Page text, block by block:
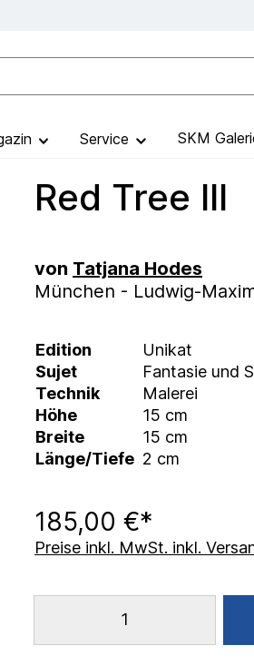
Service SKM
Red Tree III
von Tatjana Hodes
München - Ludwig-
Edition
Unikat
Sujet
Fantasie und
Technik
Malerei
Höhe
15 cm
Breite
15 cm
Länge/Tiefe 2 cm
185,00 €*
Preise inkl. MwSt. inkl.